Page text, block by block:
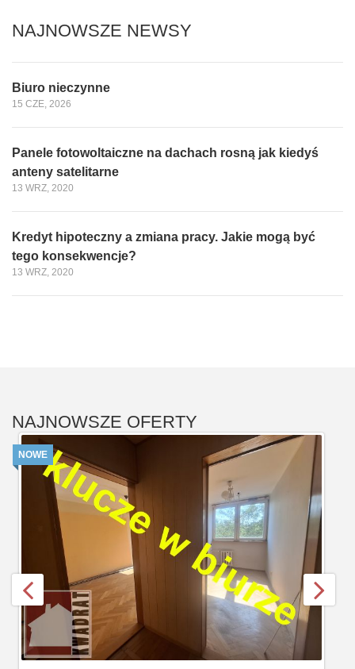
NAJNOWSZE NEWSY
Biuro nieczynne
15 CZE, 2026
Panele fotowoltaiczne na dachach rosną jak kiedyś
anteny satelitarne
13 WRZ, 2020
Kredyt hipoteczny a zmiana pracy. Jakie mogą być
tego konsekwencje?
13 WRZ, 2020
NAJNOWSZE OFERTY
NOWE